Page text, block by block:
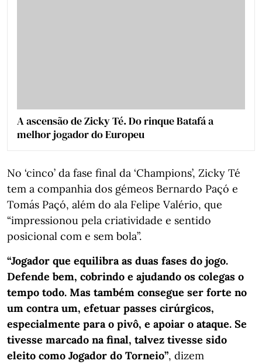
A ascensão de Zicky Té. Do rinque Batafá a
melhor jogador do Europeu
No ‘cinco’ da fase final da ‘Champions’, Zicky Té
tem a companhia dos gémeos Bernardo Paçó e
Tomás Paçó, além do ala Felipe Valério, que
“impressionou pela criatividade e sentido
posicional com e sem bola”.
“Jogador que equilibra as duas fases do jogo.
Defende bem, cobrindo e ajudando os colegas o
tempo todo. Mas também consegue ser forte no
um contra um, efetuar passes cirúrgicos,
especialmente para o pivô, e apoiar o ataque. Se
tivesse marcado na final, talvez tivesse sido
eleito como Jogador do Torneio”, dizem